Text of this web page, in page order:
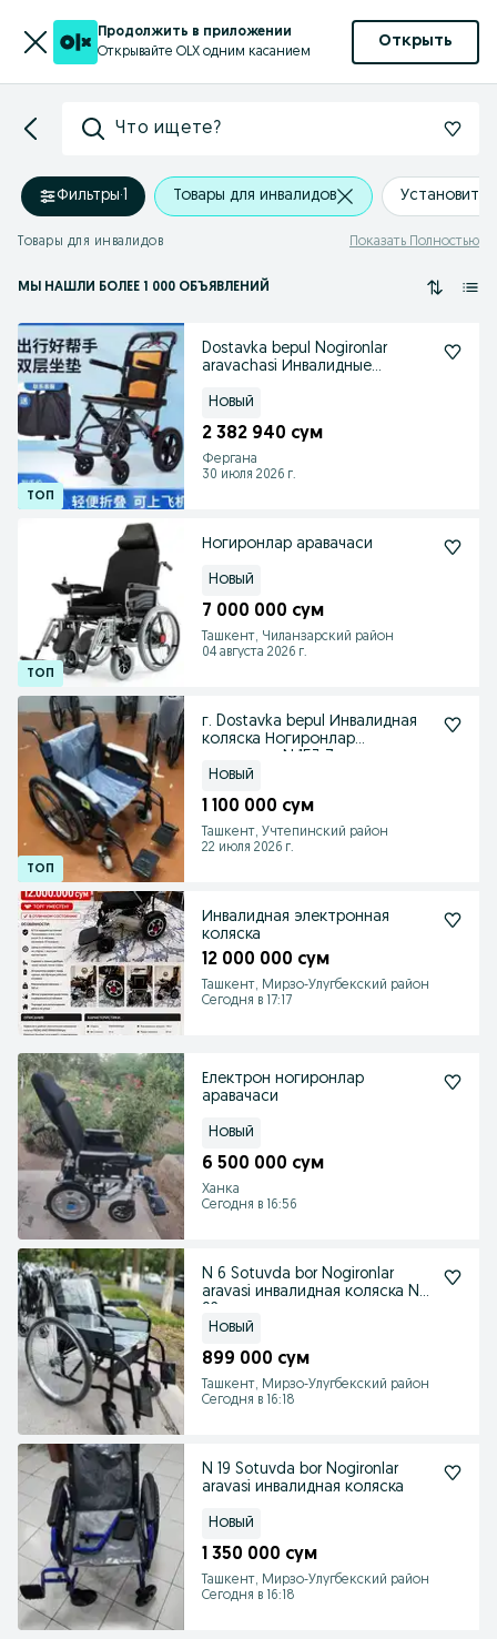
Продолжить в приложении
Открывайте OLX одним касанием
Открыть
Что ищете?
Фильтры·1 Товары для инвалидов Установить
Товары для инвалидов Показать Полностью
МЫ НАШЛИ БОЛЕЕ 1 000 ОБЪЯВЛЕНИЙ
Dostavka bepul Nogironlar
aravachasi Инвалидные
Новый
2 382 940 сум
Фергана
30 июля 2026 г.
Ногиронлар аравачаси
Новый
7 000 000 сум
Ташкент, Чиланзарский район
04 августа 2026 г.
г. Dostavka bepul Инвалидная
коляска Ногиронлар
Новый
1 100 000 сум
Ташкент, Учтепинский район
22 июля 2026 г.
Инвалидная электронная
коляска
12 000 000 сум
Ташкент, Мирзо-Улугбекский район
Сегодня в 17:17
Електрон ногиронлар
аравачаси
Новый
6 500 000 сум
Ханка
Сегодня в 16:56
N 6 Sotuvda bor Nogironlar
aravasi инвалидная коляска N
Новый
899 000 сум
Ташкент, Мирзо-Улугбекский район
Сегодня в 16:18
N 19 Sotuvda bor Nogironlar
aravasi инвалидная коляска
Новый
1 350 000 сум
Ташкент, Мирзо-Улугбекский район
Сегодня в 16:18